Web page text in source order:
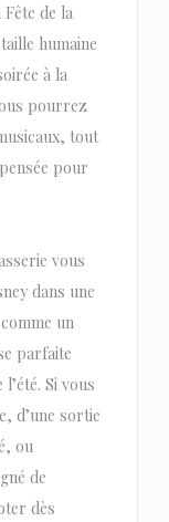
de la
humaine
à la
pourrez
tout
pour
vous
dans une
un
parfaite
Si vous
d’une sortie
ou
de
dès